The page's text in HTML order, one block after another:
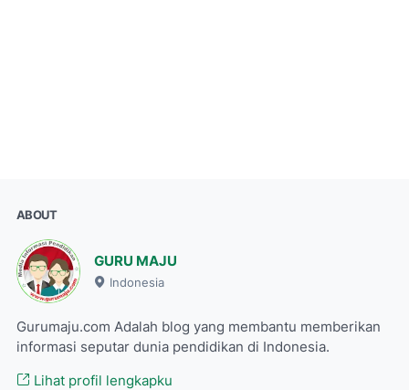
ABOUT
GURU MAJU
Indonesia
Gurumaju.com Adalah blog yang membantu memberikan
informasi seputar dunia pendidikan di Indonesia.
Lihat profil lengkapku